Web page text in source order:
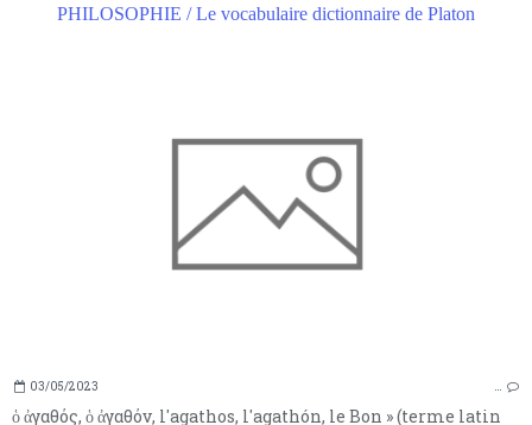
PHILOSOPHIE / Le vocabulaire dictionnaire de Platon
03/05/2023
ὁ ἀγαθός, ὁ ἀγαθόν, l'agathos, l'agathón, le Bon » (terme latin